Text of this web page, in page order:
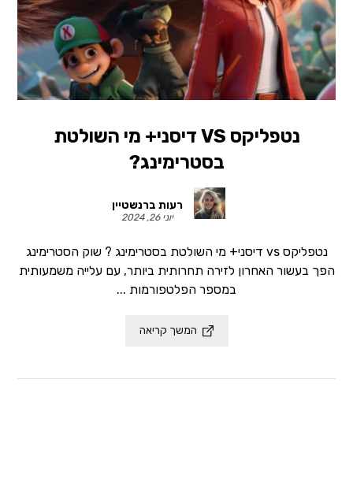
נטפליקס VS דיסני+ מי השולטת
בסטרימינג?
רעות ברנשטיין
יוני 26, 2024
נטפליקס vs דיסני+ מי השולטת בסטרימינג ? שוק הסטרימינג
הפך בעשור האחרון לזירה תחרותית ביותר, עם עלייה משמעותית
במספר הפלטפורמות ...
המשך קריאה